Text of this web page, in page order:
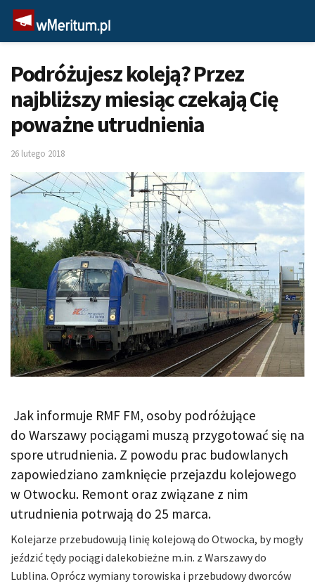
Podróżujesz koleją? Przez
najbliższy miesiąc czekają Cię
poważne utrudnienia
26 lutego 2018
Jak informuje RMF FM, osoby podróżujące
do Warszawy pociągami muszą przygotować się na
spore utrudnienia. Z powodu prac budowlanych
zapowiedziano zamknięcie przejazdu kolejowego
w Otwocku. Remont oraz związane z nim
utrudnienia potrwają do 25 marca.
Kolejarze przebudowują linię kolejową do Otwocka, by mogły
jeździć tędy pociągi dalekobieżne m.in. z Warszawy do
Lublina. Oprócz wymiany torowiska i przebudowy dworców